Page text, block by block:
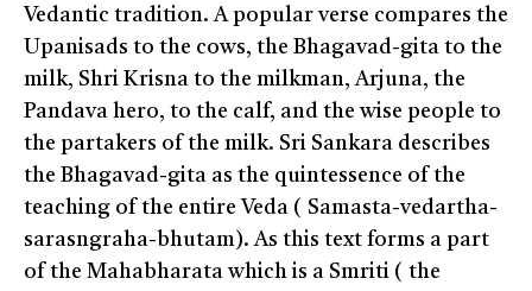
Vedantic tradition. A popular verse compares the
Upanisads to the cows, the Bhagavad-gita to the
milk, Shri Krisna to the milkman, Arjuna, the
Pandava hero, to the calf, and the wise people to
the partakers of the milk. Sri Sankara describes
the Bhagavad-gita as the quintessence of the
teaching of the entire Veda ( Samasta-vedartha-
sarasngraha-bhutam). As this text forms a part
of the Mahabharata which is a Smriti ( the